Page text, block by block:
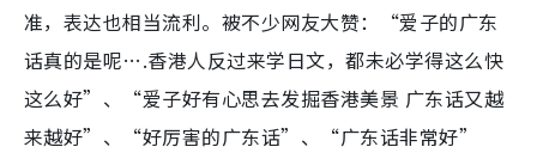
准，表达也相当流利。被不少网友大赞：“爱子的广东
话真的是呢….香港人反过来学日文，都未必学得这么快
这么好”、“爱子好有心思去发掘香港美景 广东话又越
来越好”、“好厉害的广东话”、“广东话非常好”